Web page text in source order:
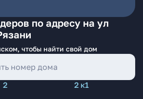
по адресу на ул
чтобы найти свой дом
2
2 к1